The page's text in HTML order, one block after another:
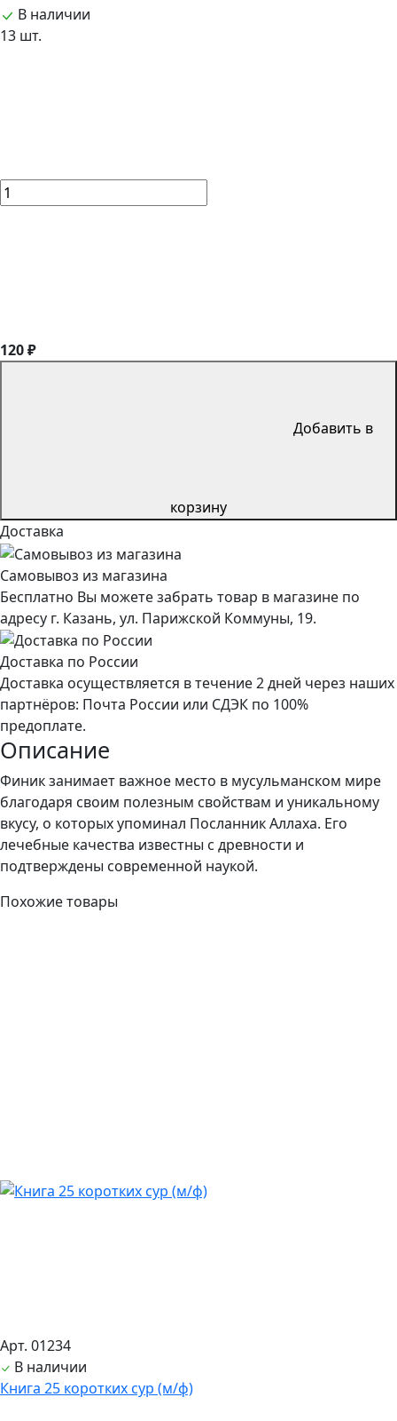
В наличии
13 шт.
120 ₽
Добавить в
корзину
Доставка
Самовывоз из магазина
Бесплатно Вы можете забрать товар в магазине по
адресу г. Казань, ул. Парижской Коммуны, 19.
Доставка по России
Доставка осуществляется в течение 2 дней через наших
партнёров: Почта России или СДЭК по 100%
предоплате.
Описание
Финик занимает важное место в мусульманском мире
благодаря своим полезным свойствам и уникальному
вкусу, о которых упоминал Посланник Аллаха. Его
лечебные качества известны с древности и
подтверждены современной наукой.
Похожие товары
Арт. 01234
В наличии
Книга 25 коротких сур (м/ф)